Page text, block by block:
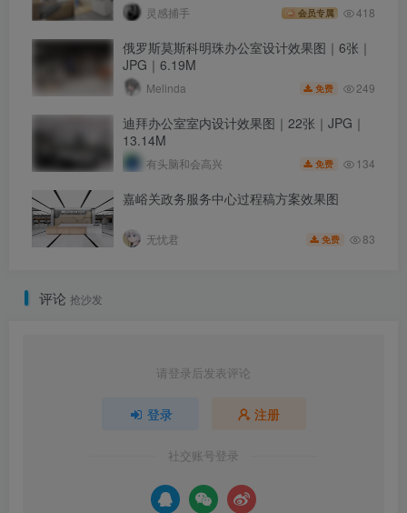
灵感捕手 会员专属 418
俄罗斯莫斯科明珠办公室设计效果图｜6张｜
JPG｜6.19M
Melinda 免费 249
迪拜办公室室内设计效果图｜22张｜JPG｜
13.14M
有头脑和会高兴 免费 134
嘉峪关政务服务中心过程稿方案效果图
无忧君 免费 83
评论 抢沙发
请登录后发表评论
登录 注册
社交账号登录